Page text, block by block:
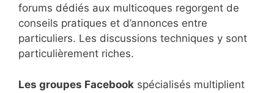
forums dédiés aux multicoques regorgent de
conseils pratiques et d’annonces entre
particuliers. Les discussions techniques y sont
particulièrement riches.
Les groupes Facebook spécialisés multiplient